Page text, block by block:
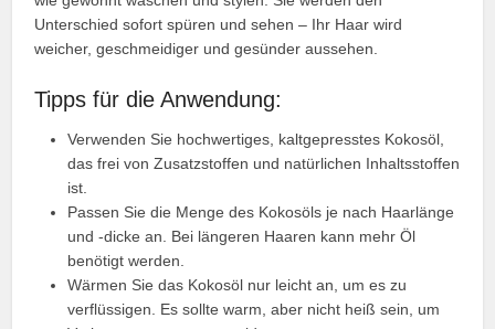
Unterschied sofort spüren und sehen – Ihr Haar wird
weicher, geschmeidiger und gesünder aussehen.
Tipps für die Anwendung:
Verwenden Sie hochwertiges, kaltgepresstes Kokosöl,
das frei von Zusatzstoffen und natürlichen Inhaltsstoffen
ist.
Passen Sie die Menge des Kokosöls je nach Haarlänge
und -dicke an. Bei längeren Haaren kann mehr Öl
benötigt werden.
Wärmen Sie das Kokosöl nur leicht an, um es zu
verflüssigen. Es sollte warm, aber nicht heiß sein, um